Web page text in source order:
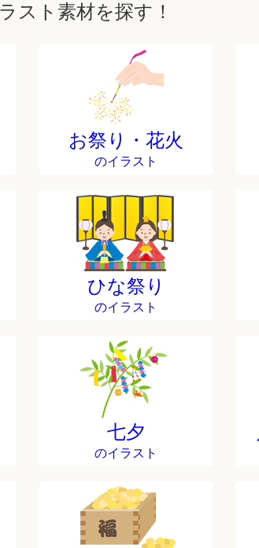
スト素材を探す！
お祭り・花火
のイラスト
ひな祭り
のイラスト
七夕
のイラスト